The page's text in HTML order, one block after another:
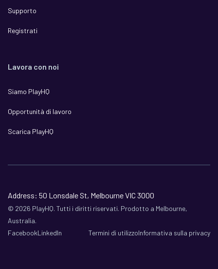
Supporto
Registrati
Lavora con noi
Siamo PlayHQ
Opportunità di lavoro
Scarica PlayHQ
Address: 50 Lonsdale St, Melbourne VIC 3000
© 2026 PlayHQ. Tutti i diritti riservati. Prodotto a Melbourne,
Australia.
FacebookLinkedIn Termini di utilizzoInformativa sulla privacy